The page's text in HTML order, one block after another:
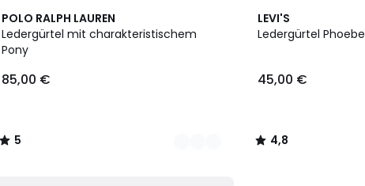
POLO RALPH LAUREN
Ledergürtel mit charakteristischem
Pony
85,00 €
5
/
5
2
Farben
5
/
LEVI'S
Ledergürtel Phoebe
45,00 €
4,8
/ 5
2
Farben
4,8
/